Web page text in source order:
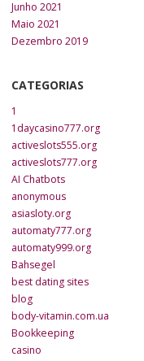
Junho 2021
Maio 2021
Dezembro 2019
CATEGORIAS
1
1daycasino777.org
activeslots555.org
activeslots777.org
AI Chatbots
anonymous
asiasloty.org
automaty777.org
automaty999.org
Bahsegel
best dating sites
blog
body-vitamin.com.ua
Bookkeeping
casino